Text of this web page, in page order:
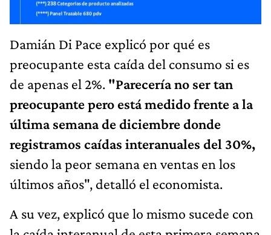
Damián Di Pace explicó por qué es
preocupante esta caída del consumo si es
de apenas el 2%. "Parecería no ser tan
preocupante pero está medido frente a la
última semana de diciembre donde
registramos caídas interanuales del 30%,
siendo la peor semana en ventas en los
últimos años", detalló el economista.
A su vez, explicó que lo mismo sucede con